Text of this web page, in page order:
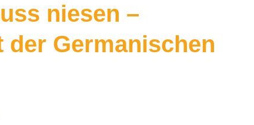
niesen –
Germanischen